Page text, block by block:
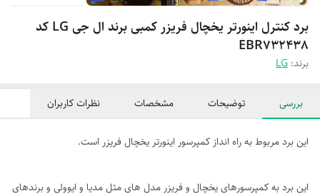
برد کنترل اینورتر یخچال فریزر کمبی برند ال جی LG کد
EBR732438
برند: LG
بررسی توضیحات مشخصات نظرات کاربران
این برد مربوط به راه انداز کمپرسور اینورتر یخچال فریزر است.
این برد به کمپرسورهای یخچال و فریزر مدل های مثل مدیا و ایوولی و برندهای